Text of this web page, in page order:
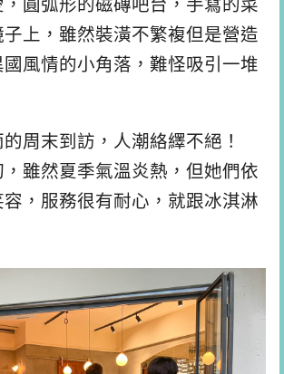
圓弧形的磁磚吧台，手寫的菜
上，雖然裝潢不繁複但是營造
風情的小角落，難怪吸引一堆
周末到訪，人潮絡繹不絕！
雖然夏季氣溫炎熱，但她們依
，服務很有耐心，就跟冰淇淋